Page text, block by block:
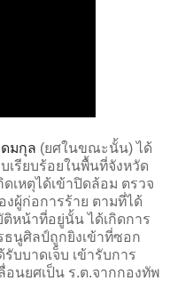
มกุล (ยศในขณะนั้น) ได้
เรียบร้อยในพื้นที่จังหวัด
เหตุได้เข้าปิดล้อม ตรวจ
ผู้ก่อการร้าย ตามที่ได้
น้าที่อยู่นั้น ได้เกิดการ
นูศิลป์ถูกยิงเข้าที่ซอก
บบาดเจ็บ เข้ารับการ
อนยศเป็น ร.ต.จากกองทัพ